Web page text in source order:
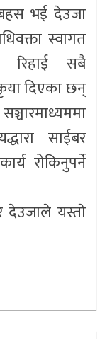
भई देउजा
स्वागत
रिहाई सबै
दिएका छन्
साईबर
रोकिनुपर्ने
देउजाले यस्ताे